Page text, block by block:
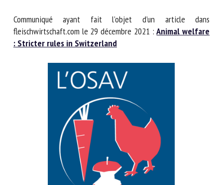
Communiqué ayant fait l’objet d’un article dans
fleischwirtschaft.com le 29 décembre 2021 :